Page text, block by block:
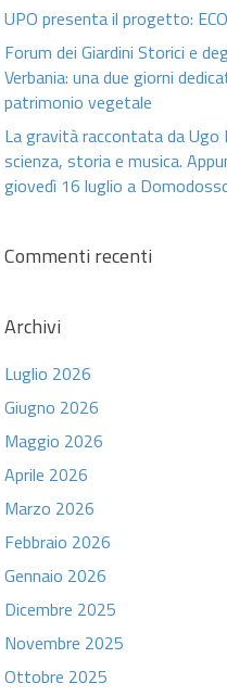
UPO presenta il progetto:
Forum dei Giardini Storici e
Verbania: una due giorni
patrimonio vegetale
La gravità raccontata da Ugo
scienza, storia e musica.
giovedì 16 luglio a
Commenti recenti
Archivi
Luglio 2026
Giugno 2026
Maggio 2026
Aprile 2026
Marzo 2026
Febbraio 2026
Gennaio 2026
Dicembre 2025
Novembre 2025
Ottobre 2025